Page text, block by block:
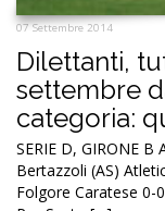
07 Settembre 2014
Dilettanti,
settembre
categoria:
SERIE D, GIRONE B
Bertazzoli (AS)
Folgore Caratese 0-